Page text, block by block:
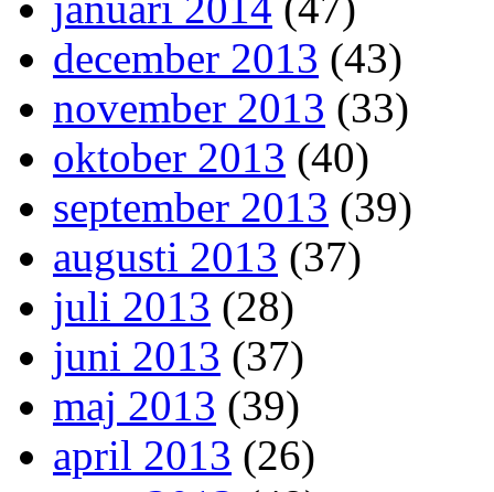
december 2013 (43)
november 2013 (33)
oktober 2013 (40)
september 2013 (39)
augusti 2013 (37)
juli 2013 (28)
juni 2013 (37)
maj 2013 (39)
april 2013 (26)